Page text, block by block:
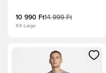
10 990 Ft14 999 Ft
XX-Large
Megnyit egy modált a